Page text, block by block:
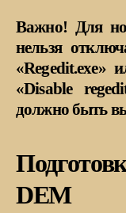
Важно! Для
нельзя
«Regedit.exe»
«Disable
должно быть
DEM